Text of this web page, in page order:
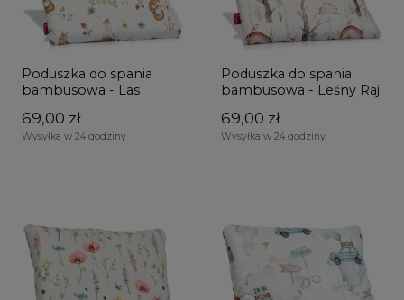
Poduszka do spania
bambusowa - Las
69,00 zł
Wysyłka w 24 godziny
Poduszka do spania
bambusowa - Leśny Raj
69,00 zł
Wysyłka w 24 godziny